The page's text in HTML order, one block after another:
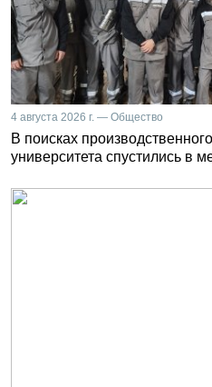
4 августа 2026 г. — Общество
В поисках
университета спустились в